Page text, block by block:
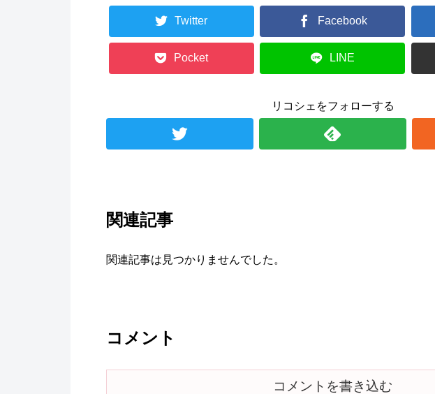
Twitter Facebook
Pocket LINE
リコシェをフォローする
関連記事
関連記事は見つかりませんでした。
コメント
コメントを書き込む